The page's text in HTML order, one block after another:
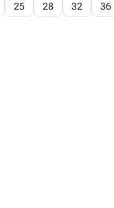
25 28 32 36